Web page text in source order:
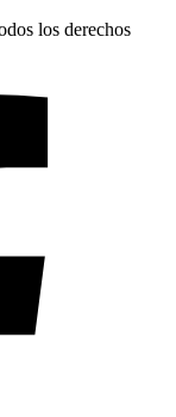
los derechos